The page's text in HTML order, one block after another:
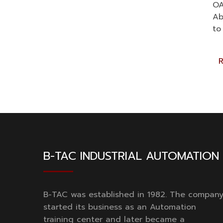
to
B-TAC INDUSTRIAL AUTOMATION
B-TAC was established in 1982. The company
started its business as an Automation
training center and later became a